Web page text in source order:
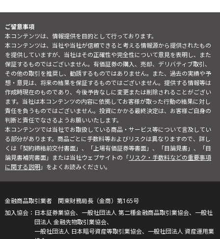
ご留意事項
本コンテンツは、情報提供を目的として行っております。
本コンテンツは、当社や当社が信頼できると考える情報源から提供されたもの
を提供していますが、当社はその正確性や完全性について意見を表明し、また
保証するものではございません。有価証券の購入、売却、デリバティブ取引、
その他の取引を推奨し、勧誘するものではありません。また、過去の実績や予
想・意見は、将来の結果を保証するものではございません。提供する情報等は
作成時現在のものであり、今後予告なしに変更または削除されることがござい
ます。当社は本コンテンツの内容に依拠してお客様が取った行動の結果に対し
責任を負うものではございません。投資にかかる最終決定は、お客様ご自身の
判断と責任でなさるようお願いいたします。
本コンテンツでは当社でお取扱している商品・サービス等について言及してい
る部分があります。商品ごとに手数料等およびリスクは異なりますので、詳し
くは「契約締結前交付書面」、「上場有価証券等書面」、「目論見書」、「目
論見書補完書面」または当社ウェブサイトの「リスク・手数料などの重要事項
に関する説明」をよくお読みください。
金融商品取引業者 関東財務局長（金商）第165号
日本証券業協会、一般社団法人 第二種金融商品取引業協会、一般社
団法人 金融先物取引業協会、
一般社団法人 日本暗号資産等取引業協会、一般社団法人 資産運用業